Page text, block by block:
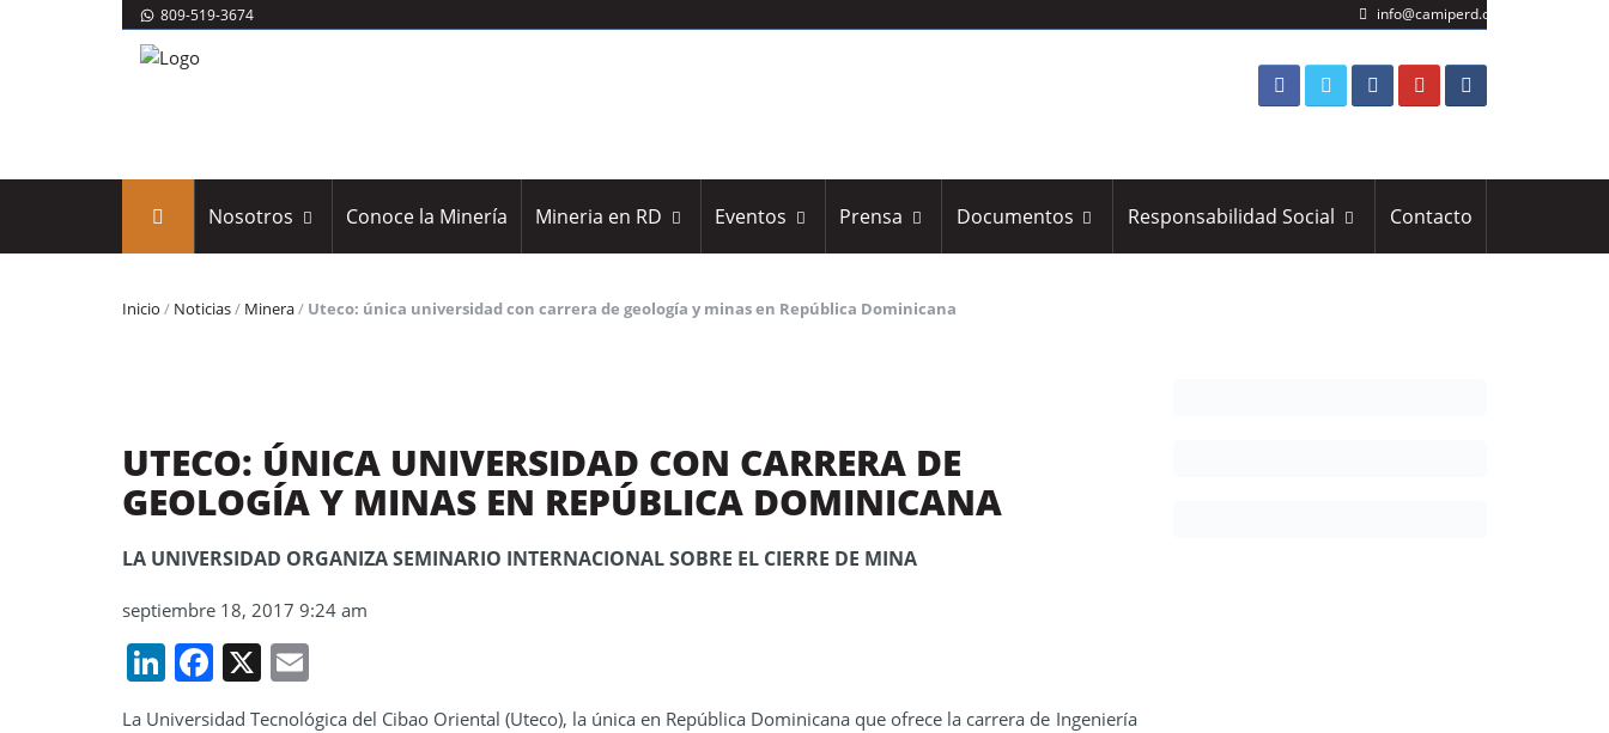
809-519-3674 info@camiperd.org
Nosotros Conoce la Minería Mineria en RD Eventos Prensa Documentos Responsabilidad Social Contacto
Inicio / Noticias/ Minera/ Uteco: única universidad con carrera de geología y minas en República Dominicana
UTECO: ÚNICA UNIVERSIDAD CON CARRERA DE
GEOLOGÍA Y MINAS EN REPÚBLICA DOMINICANA
LA UNIVERSIDAD ORGANIZA SEMINARIO INTERNACIONAL SOBRE EL CIERRE DE MINA
septiembre 18, 2017 9:24 am
LinkedIn
Facebook
X
La Universidad Tecnológica del Cibao Oriental (Uteco), la única en República Dominicana que ofrece la carrera de Ingeniería